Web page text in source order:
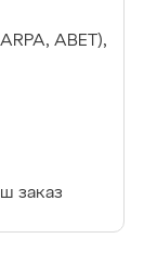
ABET),
заказ